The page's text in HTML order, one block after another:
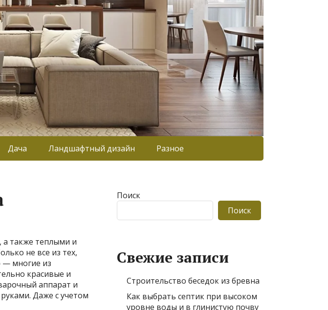
Дача Ландшафтный дизайн Разное
также теплыми и
не все из тех,
— многие из
красивые и
аппарат и
Даже с учетом
Поиск
Поиск
Свежие записи
Строительство беседок из бревна
Как выбрать септик при высоком
уровне воды и в глинистую почву